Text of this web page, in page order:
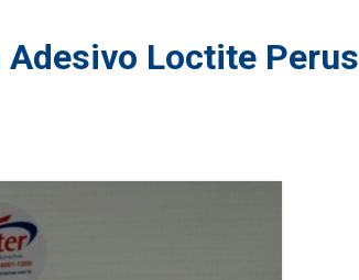
Adesivo Loctite Perus